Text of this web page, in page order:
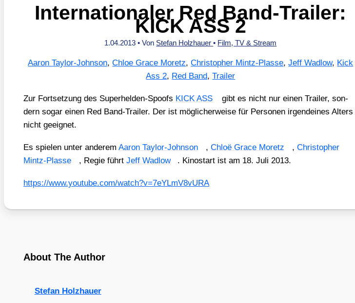
Internationaler Red Band-Trailer:
KICK ASS 2
1.04.2013• Von Stefan Holzhauer• Film, TV & Stream
Aaron Taylor-Johnson,Chloe Grace Moretz,Christopher Mintz-Plasse,Jeff Wadlow, Kick
Ass 2, Red Band,Trailer
Zur Fort­set­zung des Super­hel­den-Spoofs KICK ASS
gibt es nicht nur einen Trai­ler, son­
dern sogar einen Red Band-Trai­ler. Der ist mög­li­cher­wei­se für Per­so­nen irgend­ei­nes Alters
nicht geeig­net.
Es spie­len unter ande­rem Aaron Tay­lor-John­son , Chloë Grace Moretz , Chris­to­pher
Mintz-Plas­se
, Regie führt Jeff Wad­low . Kino­start ist am 18. Juli 2013.
https://​www​.you​tube​.com/​w​a​t​c​h​?​v​=​7​e​Y​L​m​V​8​v​URA
About The Author
Stefan Holzhauer